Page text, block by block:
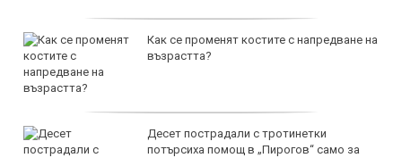
Как се променят костите с напредване на
възрастта?
Десет пострадали с тротинетки
потърсиха помощ в „Пирогов“ само за